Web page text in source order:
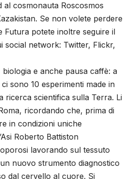
al cosmonauta Roscosmos
Se non volete perdere
Futura potete inoltre seguire il
social network: Twitter, Flickr,
e anche pausa caffè: a
sono 10 esperimenti made in
ricerca scientifica sulla Terra. Li
ricordando che, prima di
in condizioni uniche
Roberto Battiston
lavorando sul tessuto
nuovo strumento diagnostico
dal cervello al cuore. Si